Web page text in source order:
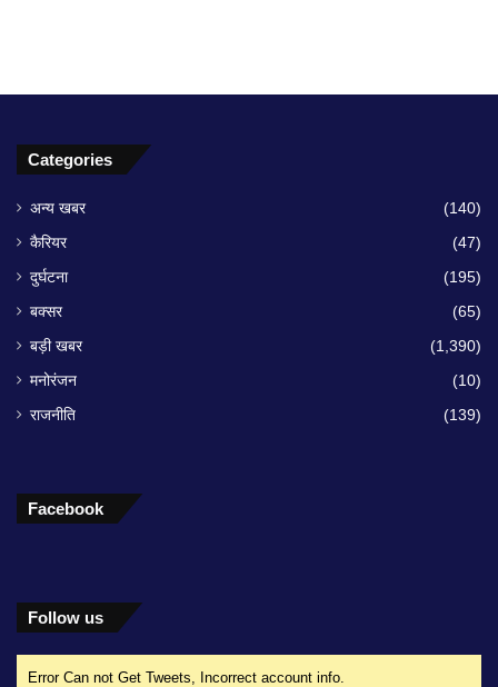
Categories
अन्य खबर (140)
कैरियर (47)
दुर्घटना (195)
बक्सर (65)
बड़ी खबर (1,390)
मनोरंजन (10)
राजनीति (139)
Facebook
Follow us
Error Can not Get Tweets, Incorrect account info.